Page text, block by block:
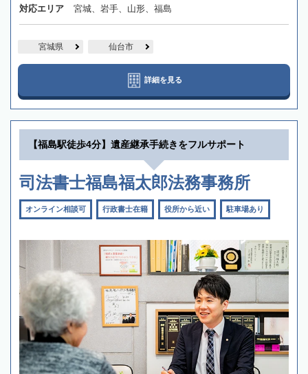
対応エリア 宮城、岩手、山形、福島
宮城県 仙台市
詳細を見る
【福島駅徒歩4分】遺産継承手続きをフルサポート
司法書士福島福太郎法務事務所
オンライン相談可 行政書士在籍 役所から近い 駐車場あり